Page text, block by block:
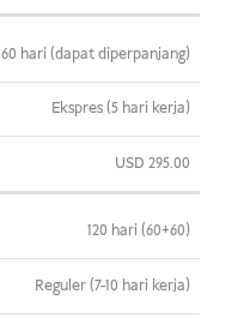
60 hari (dapat diperpanjang)
Ekspres (5 hari kerja)
USD 295.00
120 hari (60+60)
Reguler (7-10 hari kerja)